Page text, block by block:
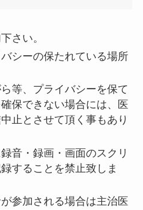
さい。
シーの保たれている場所
等、プライバシーを保て
保できない場合には、医
止とさせて頂く事もあり
音・録画・画面のスクリ
することを禁止致しま
参加される場合は主治医